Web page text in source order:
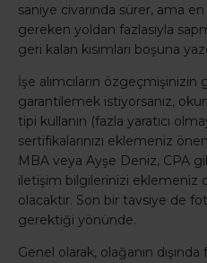
saniye civarında sürer, ama
gereken yoldan fazlasıyla
geri kalan kısımları boşuna
İşe alımcıların özgeçmişinizin
garantilemek istiyorsanız,
tipi kullanın (fazla yaratıcı
sertifikalarınızı eklemeniz
MBA veya Ayşe Deniz, CPA
iletişim bilgilerinizi eklemeniz
olacaktır. Son bir tavsiye de
gerektiği yönünde.
Genel olarak, olağanın